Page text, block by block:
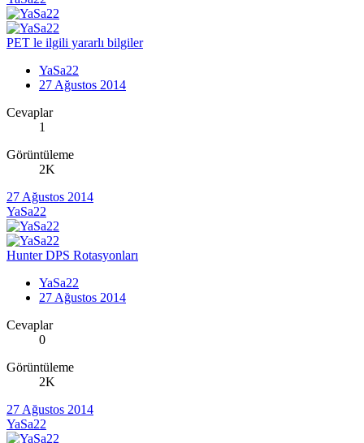
PET le ilgili yararlı bilgiler
YaSa22
27 Ağustos 2014
Cevaplar
1
Görüntüleme
2K
27 Ağustos 2014
YaSa22
Hunter DPS Rotasyonları
YaSa22
27 Ağustos 2014
Cevaplar
0
Görüntüleme
2K
27 Ağustos 2014
YaSa22